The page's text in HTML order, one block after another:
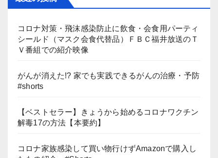
コロナ対策・飛沫感染防止に飲食・会食用パーティ
シールド（マスク会食代替品）ＦＢＣ福井放送のＴ
Ｖ番組での紹介映像
がんが消えた!? 家でも実践できるがんの治療・予防
#shorts
【ベストセラー】きょうから始めるコロナワクチン
解毒17の方法【本要約】
コロナ家族感染して買い物行けずAmazonで購入し